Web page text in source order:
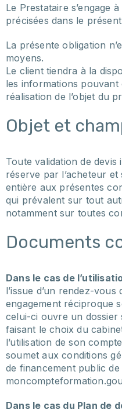
Le Prestataire s’engage
précisées dans le
La présente obligation
moyens.
Le client tiendra à la
les informations
réalisation de l’objet du
Objet et
Toute validation de devis
réserve par l’acheteur
entière aux présentes
qui prévalent sur tout
notamment sur toutes
Documents
Dans le cas de
l’issue d’un rendez-
engagement réciproque
celui-ci ouvre un dossier
faisant le choix du
l’utilisation de son
soumet aux conditions
de financement public
Dans le cas du Plan de